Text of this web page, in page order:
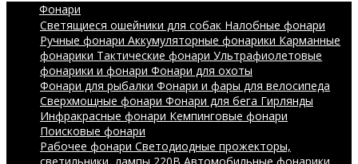
Фонари
Светящиеся ошейники для собак Налобные фонари
Ручные фонари Аккумуляторные фонарики Карманные
фонарики Тактические фонари Ультрафиолетовые
фонарики и фонари Фонари для охоты
Фонари для рыбалки Фонари и фары для велосипеда
Сверхмощные фонари Фонари для бега Гирлянды
Инфракрасные фонари Кемпинговые фонари
Поисковые фонари
Рабочее фонари Светодиодные прожекторы,
светильники, лампы 220В Автомобильные фонарики